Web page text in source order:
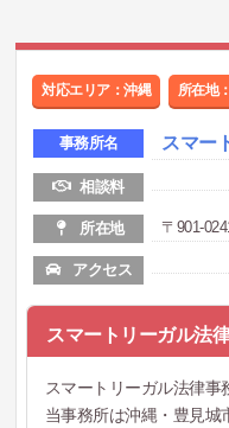
対応エリア：沖縄 所在地
事務所名 スマー
相談料
所在地 〒901-
アクセス
スマートリーガル法
スマートリーガル法律事
当事務所は沖縄・豊見城